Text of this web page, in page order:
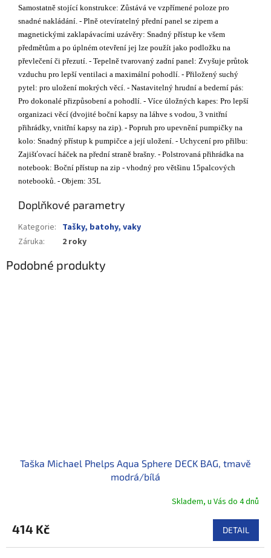
Samostatně stojící konstrukce: Zůstává ve vzpřímené poloze pro
snadné nakládání. - Plně otevíratelný přední panel se zipem a
magnetickými zaklapávacími uzávěry: Snadný přístup ke všem
předmětům a po úplném otevření jej lze použít jako podložku na
převlečení či přezutí. - Tepelně tvarovaný zadní panel: Zvyšuje průtok
vzduchu pro lepší ventilaci a maximální pohodlí. - Přiložený suchý
pytel: pro uložení mokrých věcí. - Nastavitelný hrudní a bederní pás:
Pro dokonalé přizpůsobení a pohodlí. - Více úložných kapes: Pro lepší
organizaci věcí (dvojité boční kapsy na láhve s vodou, 3 vnitřní
přihrádky, vnitřní kapsy na zip). - Popruh pro upevnění pumpičky na
kolo: Snadný přístup k pumpičce a její uložení. - Uchycení pro přilbu:
Zajišťovací háček na přední straně brašny. - Polstrovaná přihrádka na
notebook: Boční přístup na zip - vhodný pro většinu 15palcových
notebooků. - Objem: 35L
Doplňkové parametry
Kategorie: Tašky, batohy, vaky
Záruka: 2 roky
Podobné produkty
Taška Michael Phelps Aqua Sphere DECK BAG, tmavě
modrá/bílá
Skladem, u Vás do 4 dnů
414 Kč DETAIL